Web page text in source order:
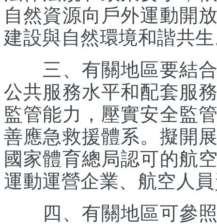
自然資源向戶外運動開
建設與自然環境和諧共
三、有關地區要結合
公共服務水平和配套服
監管能力，壓實安全監
善應急救援體系。擬開
國家體育總局認可的航
運動運營企業、航空人
四、有關地區可參照